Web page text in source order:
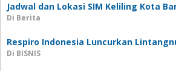
Jadwal dan Lokasi SIM Keliling Kota
Di Berita
Respiro Indonesia Luncurkan
Di BISNIS